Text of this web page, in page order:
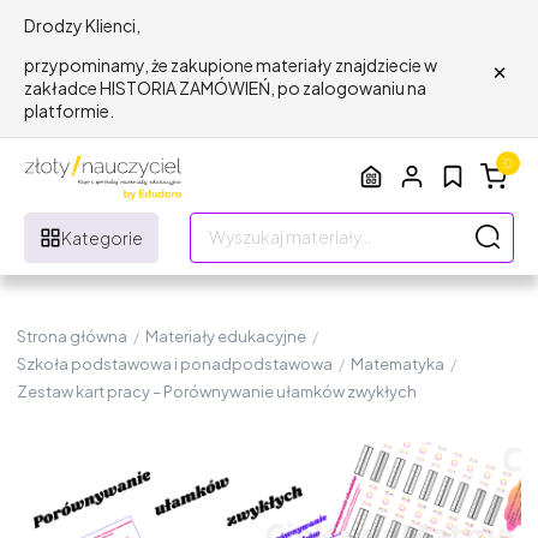
Drodzy Klienci,
przypominamy, że zakupione materiały znajdziecie w
zakładce HISTORIA ZAMÓWIEŃ, po zalogowaniu na
platformie.
×
Kategorie
0
Strona główna / Materiały edukacyjne /
Szkoła podstawowa i ponadpodstawowa / Matematyka /
Zestaw kart pracy – Porównywanie ułamków zwykłych